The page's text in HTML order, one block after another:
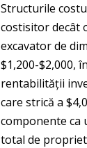
Structurile
costisitor decât
excavator de
$1,200-$2,000,
rentabilității
care strică a
componente ca
total de